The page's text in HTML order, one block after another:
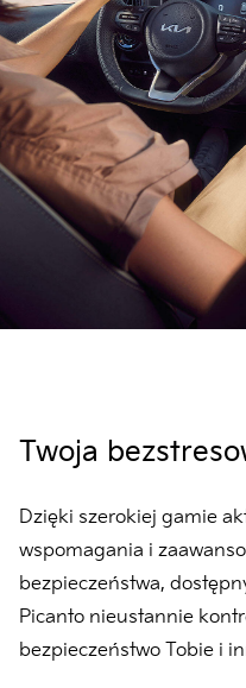
Twoja
Dzięki szerokiej gamie
wspomagania i
bezpieczeństwa,
Picanto nieustannie
bezpieczeństwo Tobie i